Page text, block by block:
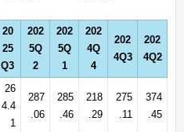
20
25
Q3
202
5Q
2
202
5Q
1
202
4Q
4
202
4Q3
202
4Q2
26
4.4
1
287
.06
285
.46
218
.29
275
.11
374
.45